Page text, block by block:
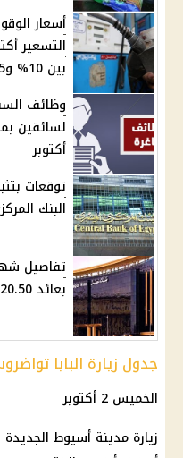
أسعار
التسعير
بين 10% و15%
أكتوبر
توقعات
البنك
تفاصيل
بعائد 20.50% وحساب أرباح المليون جنيه
جدول زيارة البابا
الخميس 2 أكتوبر
زيارة مدينة أسيوط